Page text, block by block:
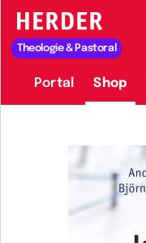
HERDER-MENÜ
Theologie & Pastoral
Portal Shop